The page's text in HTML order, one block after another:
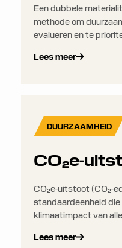
Een dubbele
methode om
evalueren en te
impactmaterialiteit.
Lees meer
DUURZAAMHEID
CO₂e-
CO₂e-uitstoot (CO₂-
standaardeenheid
klimaatimpact van
hetzelfde
Lees meer